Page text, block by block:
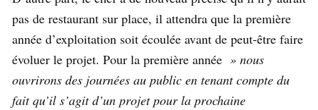
pas de restaurant sur place, il attendra que la première
année d’exploitation soit écoulée avant de peut-être faire
évoluer le projet. Pour la première année » nous
ouvrirons des journées au public en tenant compte du
fait qu’il s’agit d’un projet pour la prochaine